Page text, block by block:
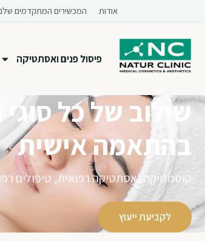
אודות המכשירים המתקדמים
פיסול פנים ואסתטיקה
שילוב של כל סוגי
בהתאמה אישית
קוסמטיקה, אסתטיקה רפואית, טיפולים
לקביעת ייעוץ